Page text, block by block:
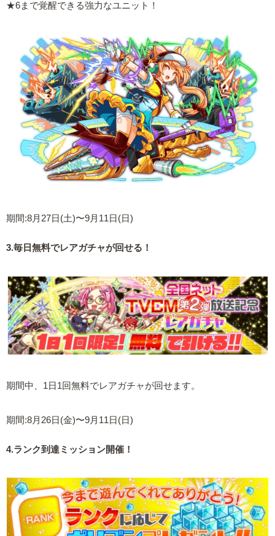
★6まで覚醒できる強力なユニット！
期間:8月27日(土)〜9月11日(日)
3.毎日無料でレアガチャが回せる！
期間中、1日1回無料でレアガチャが回せます。
期間:8月26日(金)〜9月11日(日)
4.ランク到達ミッション開催！